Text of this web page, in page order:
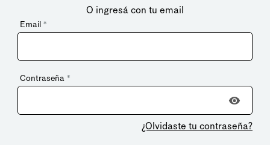
O ingresá con tu email
Email *
Contraseña *
¿Olvidaste tu contraseña?